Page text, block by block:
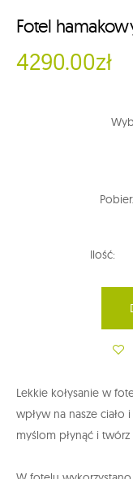
Fotel
4290.00zł
Ilość:
Lekkie kołysanie w
wpływ na nasze ciało
myślom płynąć i